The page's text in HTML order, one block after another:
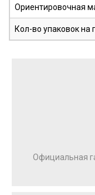
Ориентировочная
Кол-во упаковок на
Официальная